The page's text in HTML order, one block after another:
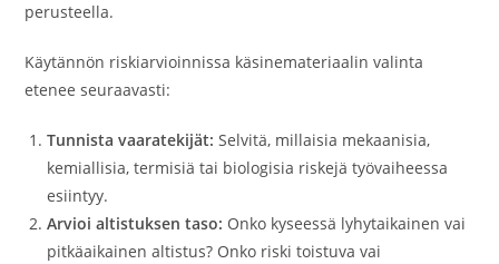
perusteella.
Käytännön riskiarvioinnissa käsinemateriaalin valinta
etenee seuraavasti:
Tunnista vaaratekijät: Selvitä, millaisia mekaanisia,
kemiallisia, termisiä tai biologisia riskejä työvaiheessa
esiintyy.
Arvioi altistuksen taso: Onko kyseessä lyhytaikainen vai
pitkäaikainen altistus? Onko riski toistuva vai